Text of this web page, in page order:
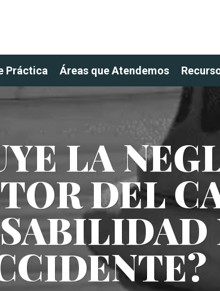
Práctica Áreas que Atendemos
LA
DEL